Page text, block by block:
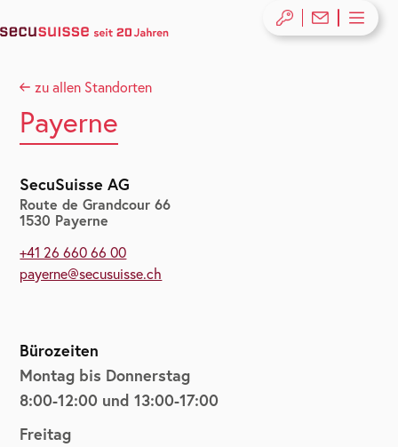
zu allen Standorten
Payerne
SecuSuisse AG
Route de Grandcour 66
1530 Payerne
+41 26 660 66 00
payerne@secusuisse.ch
Bürozeiten
Montag bis Donnerstag
8:00-12:00 und 13:00-17:00
Freitag